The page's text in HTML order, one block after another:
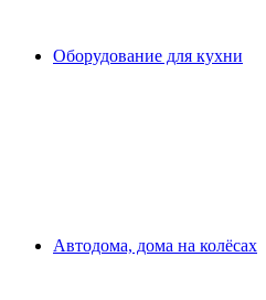
Оборудование для кухни
Автодома, дома на колёсах